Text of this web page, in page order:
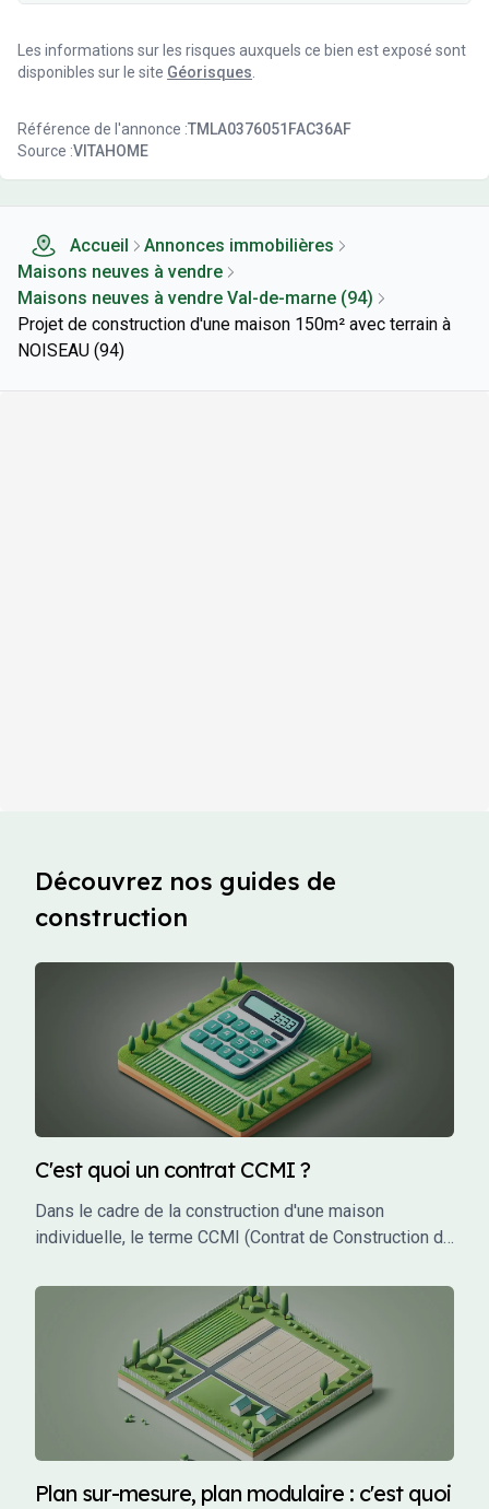
Les informations sur les risques auxquels ce bien est exposé sont
disponibles sur le site Géorisques
Référence de l'annonce :TMLA0376051FAC36AF
Source :VITAHOME
Accueil
Annonces immobilières
Maisons neuves à vendre
Maisons neuves à vendre Val-de-marne (94)
Projet de construction d'une maison 150m² avec terrain à
NOISEAU (94)
Découvrez nos guides de
construction
C'est quoi un contrat CCMI ?
Dans le cadre de la construction d'une maison
individuelle, le terme CCMI (Contrat de Construction de
contrat encadre les relations entre le futur propriétaire
et le constructeur, garantissant une protection juridique
et financière tout au long du projet. Mais qu'est-ce que
le CCMI exactement, et pourquoi est-il si crucial pour
les particuliers qui souhaitent faire construire leur
maison ? Cet article vous explique en détail ce qu'est
un CCMI, ses avantages, et les éléments qu'il doit
Plan sur-mesure, plan modulaire : c'est quoi